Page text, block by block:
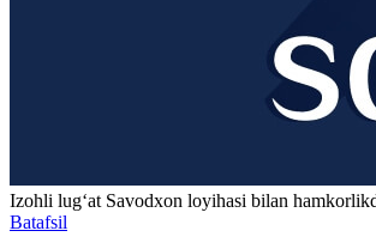
Izohli lugʻat Savodxon loyihasi bilan
Batafsil